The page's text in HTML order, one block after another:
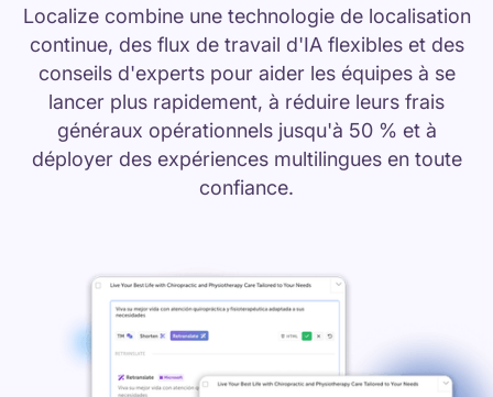
Localize combine une technologie de localisation
continue, des flux de travail d'IA flexibles et des
conseils d'experts pour aider les équipes à se
lancer plus rapidement, à réduire leurs frais
généraux opérationnels jusqu'à 50 % et à
déployer des expériences multilingues en toute
confiance.